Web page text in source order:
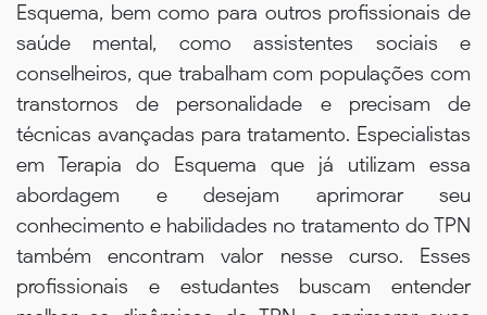
Esquema, bem como para outros profissionais de
saúde mental, como assistentes sociais e
conselheiros, que trabalham com populações com
transtornos de personalidade e precisam de
técnicas avançadas para tratamento. Especialistas
em Terapia do Esquema que já utilizam essa
abordagem e desejam aprimorar seu
conhecimento e habilidades no tratamento do TPN
também encontram valor nesse curso. Esses
profissionais e estudantes buscam entender